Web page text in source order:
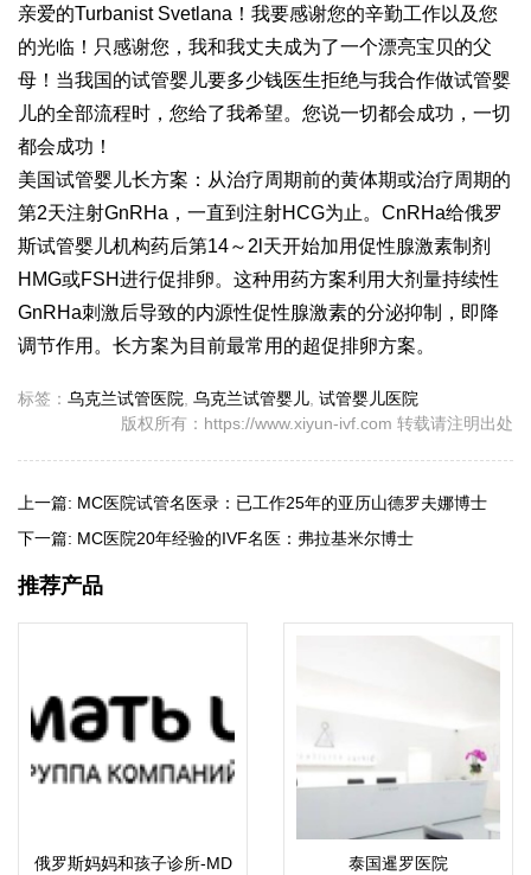
亲爱的Turbanist Svetlana！我要感谢您的辛勤工作以及您
的光临！只感谢您，我和我丈夫成为了一个漂亮宝贝的父
母！当我国的试管婴儿要多少钱医生拒绝与我合作做试管婴
儿的全部流程时，您给了我希望。您说一切都会成功，一切
都会成功！
美国试管婴儿长方案：从治疗周期前的黄体期或治疗周期的
第2天注射GnRHa，一直到注射HCG为止。CnRHa给俄罗
斯试管婴儿机构药后第14～2l天开始加用促性腺激素制剂
HMG或FSH进行促排卵。这种用药方案利用大剂量持续性
GnRHa刺激后导致的内源性促性腺激素的分泌抑制，即降
调节作用。长方案为目前最常用的超促排卵方案。
标签： 乌克兰试管医院, 乌克兰试管婴儿, 试管婴儿医院
版权所有：https://www.xiyun-ivf.com 转载请注明出处
上一篇: MC医院试管名医录：已工作25年的亚历山德罗夫娜博士
下一篇: MC医院20年经验的IVF名医：弗拉基米尔博士
推荐产品
俄罗斯妈妈和孩子诊所-MD
泰国暹罗医院